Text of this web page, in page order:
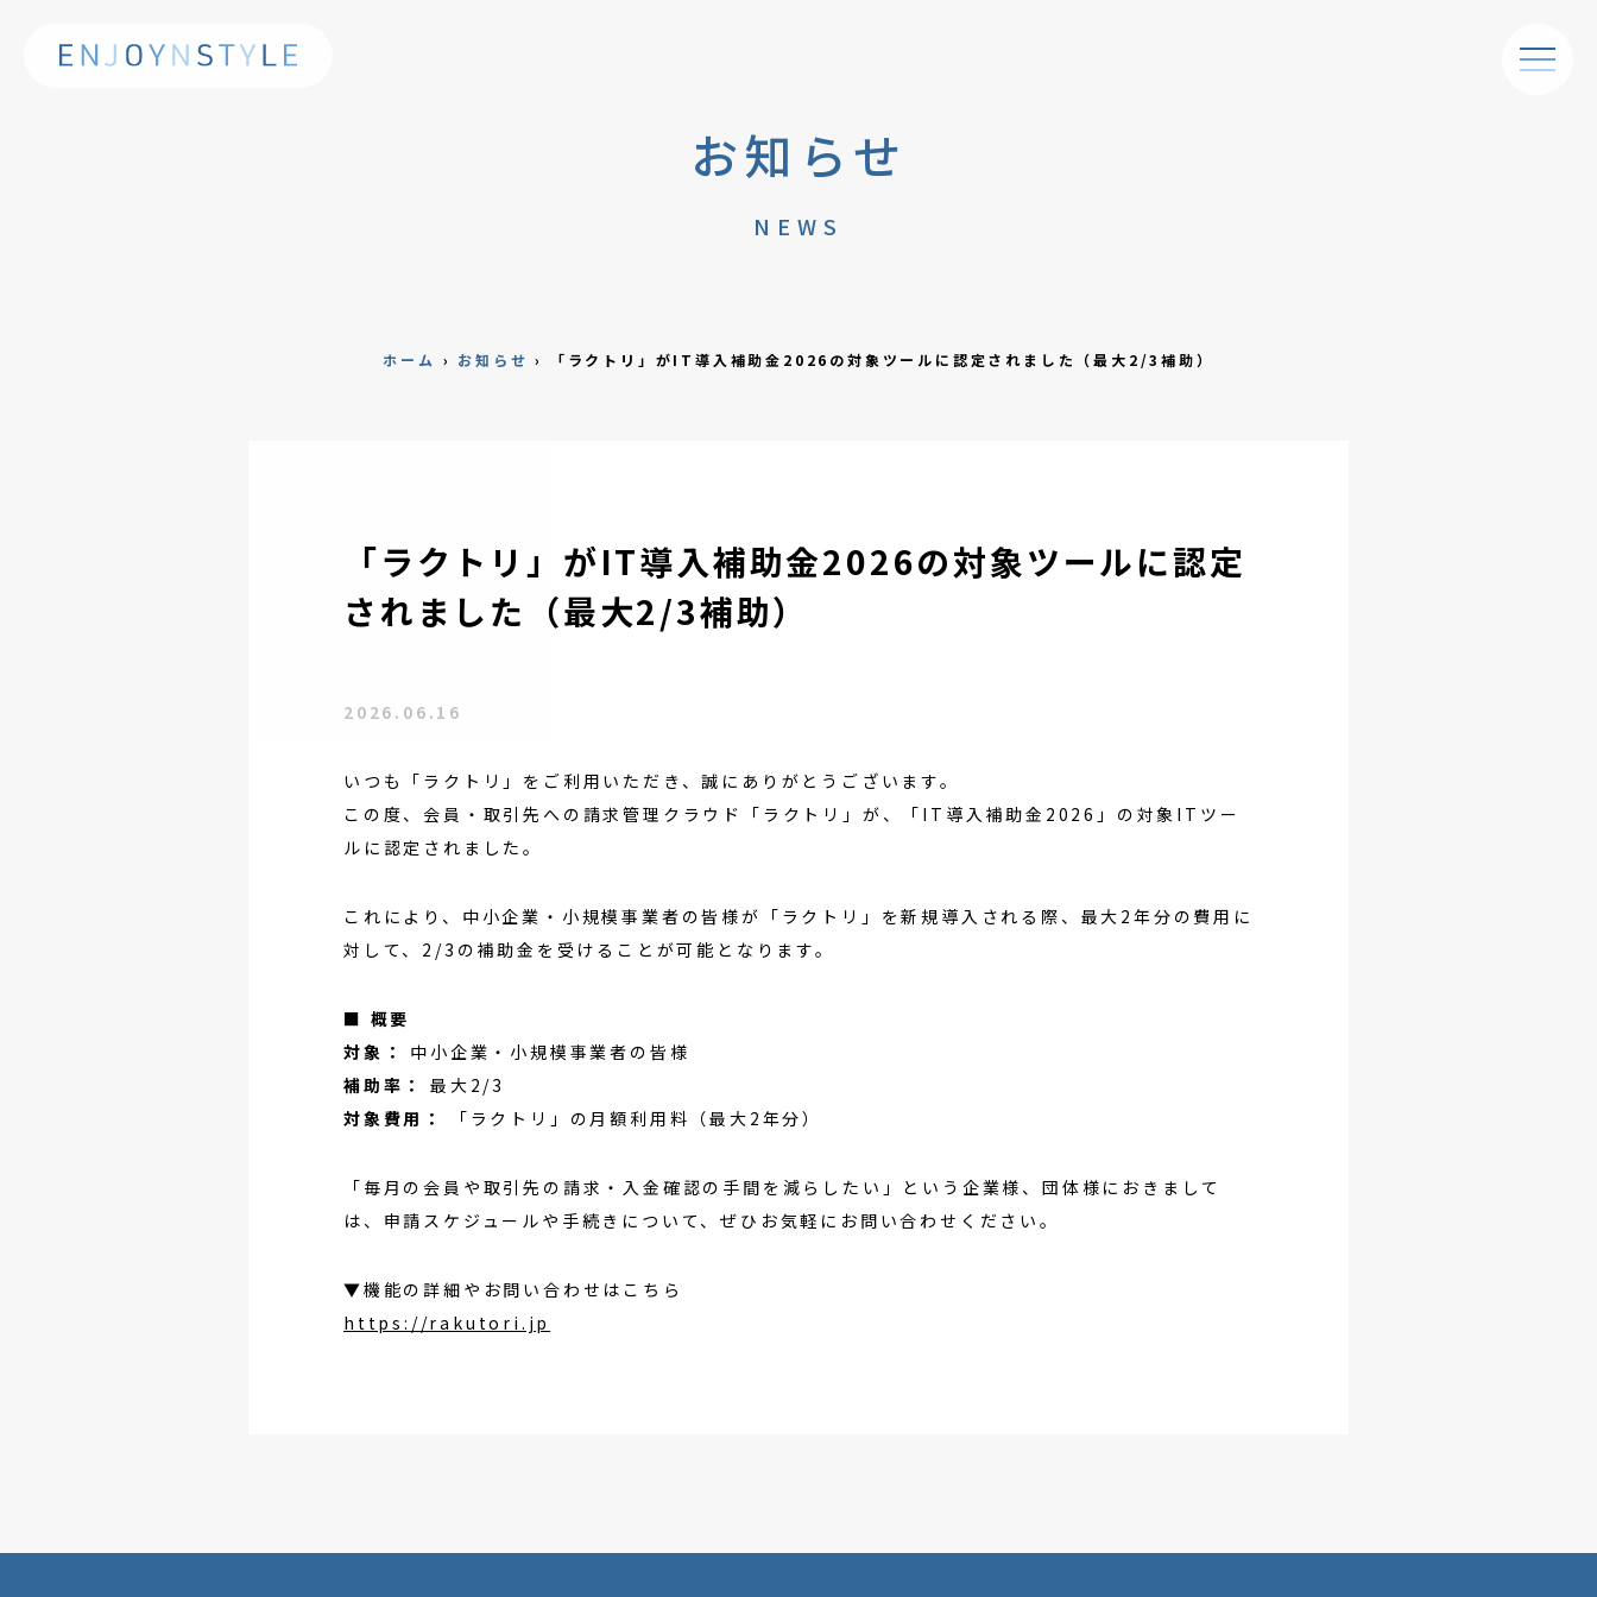
お知らせ
NEWS
ホーム › お知らせ › 「ラクトリ」がIT導入補助金2026の対象ツールに認定されました（最大2/3補助）
「ラクトリ」がIT導入補助金2026の対象ツールに認定
されました（最大2/3補助）
2026.06.16
いつも「ラクトリ」をご利用いただき、誠にありがとうございます。
この度、会員・取引先への請求管理クラウド「ラクトリ」が、「IT導入補助金2026」の対象ITツー
ルに認定されました。
これにより、中小企業・小規模事業者の皆様が「ラクトリ」を新規導入される際、最大2年分の費用に
対して、2/3の補助金を受けることが可能となります。
■ 概要
対象：
中小企業・小規模事業者の皆様
補助率：
最大2/3
対象費用：
「ラクトリ」の月額利用料（最大2年分）
「毎月の会員や取引先の請求・入金確認の手間を減らしたい」という企業様、団体様におきまして
は、申請スケジュールや手続きについて、ぜひお気軽にお問い合わせください。
▼機能の詳細やお問い合わせはこちら
https://rakutori.jp